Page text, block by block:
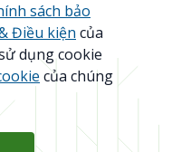
All Rights
sách bảo
Điều kiện của
dụng cookie
của chúng